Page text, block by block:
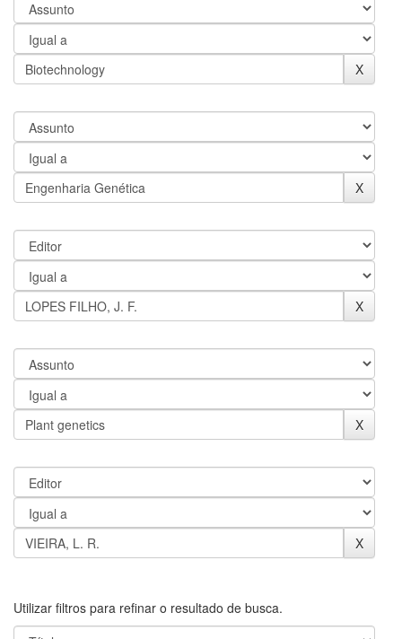
Utilizar filtros para refinar o resultado de busca.